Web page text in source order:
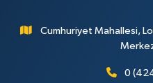
Cumhuriyet Mahallesi,
0